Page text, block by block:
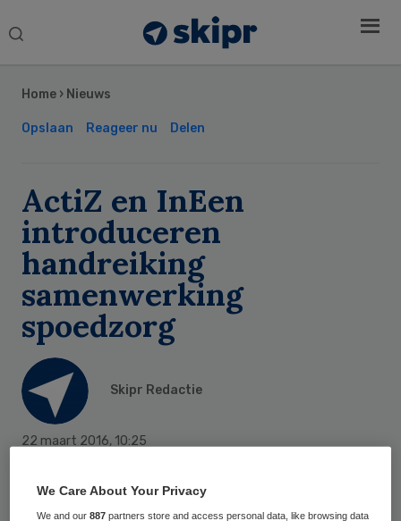
Search
Home › Nieuws
Opslaan Reageer nu Delen
ActiZ en InEen
introduceren
handreiking
samenwerking
spoedzorg
Skipr Redactie
22 maart 2016, 10:25
Sidebar
We Care About Your Privacy
We and our887 partners store and access personal data, like browsing data